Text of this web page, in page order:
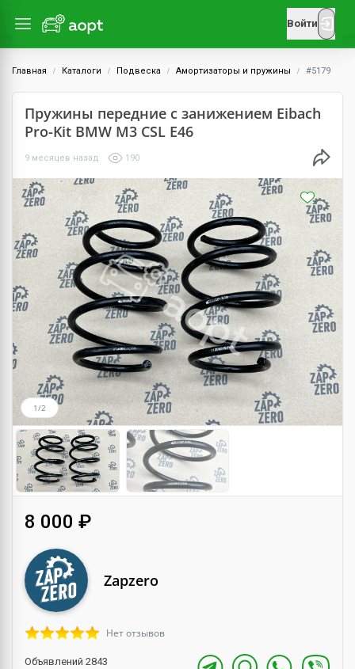
Войти
Главная Каталоги Подвеска Амортизаторы и пружины #5179
Пружины передние с занижением Eibach
Pro-Kit BMW M3 CSL E46
9 месяцев назад 190
1/2
8 000 ₽
Zapzero
Нет отзывов
Объявлений 2843